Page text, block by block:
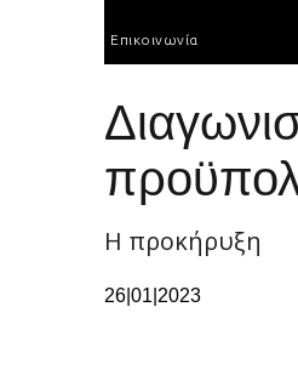
Επικοινωνία
Η προκήρυξη
26|01|2023